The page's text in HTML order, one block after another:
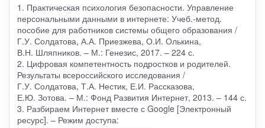
1. Практическая психология безопасности. Управление
персональными данными в интернете: Учеб.-метод.
пособие для работников системы общего образования /
Г.У. Солдатова, А.А. Приезжева, О.И. Олькина,
В.Н. Шляпников. – М.: Генезис, 2017. – 224 с.
2. Цифровая компетентность подростков и родителей.
Результаты всероссийского исследования /
Г.У. Солдатова, Т.А. Нестик, Е.И. Рассказова,
Е.Ю. Зотова. – М.: Фонд Развития Интернет, 2013. – 144 с.
3. Разбираем Интернет вместе с Google [Электронный
ресурс]. – Режим доступа: